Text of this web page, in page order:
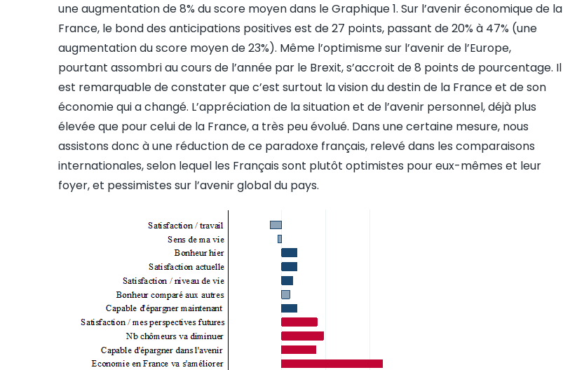
une augmentation de 8% du score moyen dans le Graphique 1. Sur l’avenir économique de la
France, le bond des anticipations positives est de 27 points, passant de 20% à 47% (une
augmentation du score moyen de 23%). Même l’optimisme sur l’avenir de l’Europe,
pourtant assombri au cours de l’année par le Brexit, s’accroit de 8 points de pourcentage. Il
est remarquable de constater que c’est surtout la vision du destin de la France et de son
économie qui a changé. L’appréciation de la situation et de l’avenir personnel, déjà plus
élevée que pour celui de la France, a très peu évolué. Dans une certaine mesure, nous
assistons donc à une réduction de ce paradoxe français, relevé dans les comparaisons
internationales, selon lequel les Français sont plutôt optimistes pour eux-mêmes et leur
foyer, et pessimistes sur l’avenir global du pays.